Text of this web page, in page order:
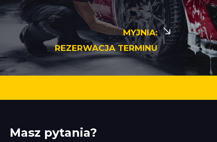
MYJNIA:
REZERWACJA TERMINU
Masz pytania?